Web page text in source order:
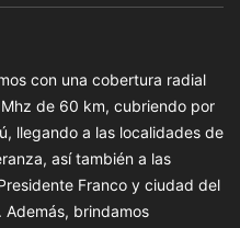
con una cobertura radial
de 60 km, cubriendo por
llegando a las localidades de
así también a las
Franco y ciudad del
Además, brindamos